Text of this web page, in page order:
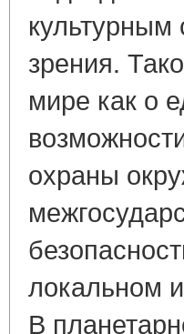
зрения.
мире как о
охраны
локальном
В